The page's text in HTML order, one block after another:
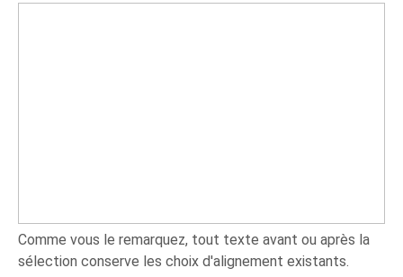
Comme vous le remarquez, tout texte avant ou après la
sélection conserve les choix d'alignement existants.